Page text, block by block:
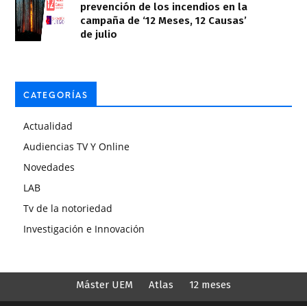
prevención de los incendios en la
campaña de ‘12 Meses, 12 Causas’
de julio
CATEGORÍAS
Actualidad
Audiencias TV Y Online
Novedades
LAB
Tv de la notoriedad
Investigación e Innovación
Máster UEM Atlas 12 meses